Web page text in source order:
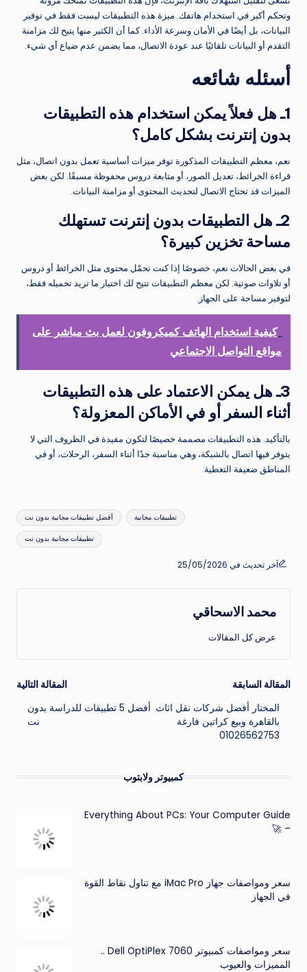
وتحكم أكبر في استخدام هاتفك. ميزة هذه التطبيقات ليست فقط في توفير
البيانات، بل أيضًا في الأمان وسرعة الأداء. كما أن الكثير منها يتيح لك مزامنة
التقدم أو البيانات تلقائيًا عند عودة الاتصال، مما يضمن عدم ضياع أي شيء.
أسئله شائعه
1ـ هل فعلاً يمكن استخدام هذه التطبيقات
بدون إنترنت بشكل كامل؟
نعم، معظم التطبيقات المذكورة توفر ميزات أساسية تعمل بدون اتصال، مثل
قراءة الخرائط، تعديل الصور، أو متابعة دروس محفوظة مسبقًا. لكن بعض
الميزات قد تحتاج الاتصال لتحديث المحتوى أو مزامنة البيانات.
2ـ هل التطبيقات بدون إنترنت تستهلك
مساحة تخزين كبيرة؟
في بعض الحالات نعم، خصوصًا إذا كنت تحمّل محتوى مثل الخرائط أو دروس
أو تلاوات صوتية. لكن معظم التطبيقات تتيح لك اختيار ما تريد تحميله فقط،
لتوفير مساحة على الجهاز.
كيفية استخدام الهاتف كميكروفون لعمل بث مباشر على
مواقع التواصل الاجتماعي
3ـ هل يمكن الاعتماد على هذه التطبيقات
أثناء السفر أو في الأماكن المعزولة؟
بالتأكيد. هذه التطبيقات مصممة خصيصًا لتكون مفيدة في الظروف التي لا
يتوفر فيها اتصال بالشبكة، وهي مناسبة جدًا أثناء السفر، الرحلات، أو في
المناطق ضعيفة التغطية.
أفضل تطبيقات مجانية بدون نت تطبيقات مجانية
تطبيقات مجانية بدون نت
آخر تحديث في 25/05/2026
محمد الاسحاقي
عرض كل المقالات
تصفّح
المقالات
المقالة السابقة
المختار أفضل شركات نقل اثاث
بالقاهرة وبيع كراتين فارغة
01026562753
المقالة التالية
أفضل 5 تطبيقات للدراسة بدون
نت
كمبيوتر ولابتوب
Everything About PCs: Your Computer Guide
– 🚀
سعر ومواصفات جهاز iMac Pro مع تناول نقاط القوة
في الجهاز
سعر ومواصفات كمبيوتر Dell OptiPlex 7060 ..
المميزات والعيوب